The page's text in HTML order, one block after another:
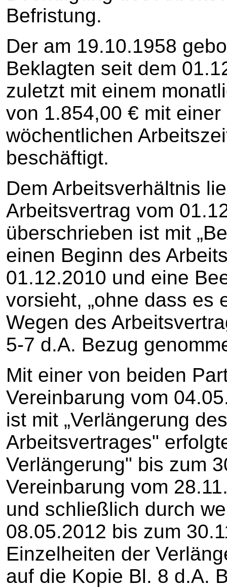
Befristung.
Der am 19.10.1958
Beklagten seit dem
zuletzt mit einem
von 1.854,00 € mit
wöchentlichen
beschäftigt.
Dem Arbeitsverhältnis
Arbeitsvertrag vom
überschrieben ist mit
einen Beginn des
01.12.2010 und eine
vorsieht, „ohne dass es
Wegen des
5-7 d.A. Bezug
Mit einer von beiden
Vereinbarung vom
ist mit „Verlängerung
Arbeitsvertrages"
Verlängerung" bis zum
Vereinbarung vom
und schließlich durch
08.05.2012 bis zum
Einzelheiten der
auf die Kopie Bl. 8 d.A.